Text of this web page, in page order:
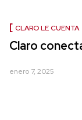
CLARO LE CUENTA
Claro
enero 7, 2025